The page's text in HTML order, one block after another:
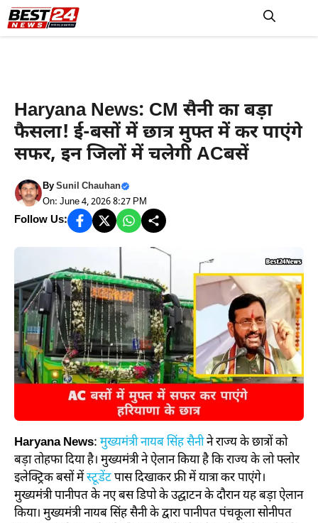
Skip
to
Haryana News: CM सैनी का बड़ा
फैसला! ई-बसों में छात्र मुफ्त में कर पाएंगे
सफर, इन जिलों में चलेगी ACबसें
BySunil Chauhan
On: June 4, 2026 8:27 PM
Follow Us:
Haryana News: मुख्यमंत्री नायब सिंह सैनीने राज्य के छात्रों को
बड़ा तोहफा दिया है। मुख्यमंत्री ने ऐलान किया है कि राज्य के लो फ्लोर
इलेक्ट्रिक बसों मेंस्टूडेंटपास दिखाकर फ्री में यात्रा कर पाएंगे।
मुख्यमंत्री पानीपत के नए बस डिपो के उद्घाटन के दौरान यह बड़ा ऐलान
किया। मुख्यमंत्री नायब सिंह सैनी के द्वारा पानीपत पंचकूला सोनीपत